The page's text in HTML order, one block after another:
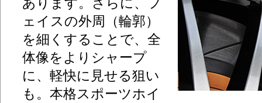
あります。さらに、フ
ェイスの外周（輪郭）
を細くすることで、全
体像をよりシャープ
に、軽快に見せる狙い
も。本格スポーツホイ